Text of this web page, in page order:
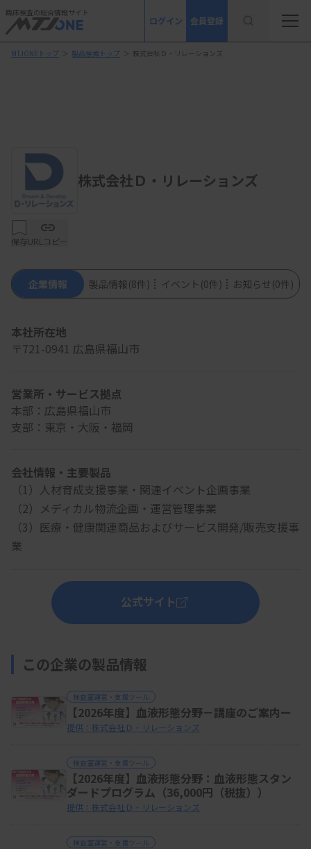
臨床検査の総合情報サイト
ログイン 会員登録
MTJONEトップ ＞ 製品検索トップ ＞ 株式会社Ｄ・リレーションズ
株式会社Ｄ・リレーションズ
保存URLコピー
企業情報 製品情報(8件) イベント (0件) お知らせ (0件)
本社所在地
〒721-0941 広島県福山市
営業所・サービス拠点
本部：広島県福山市
支部：東京・大阪・福岡
会社情報・主要製品
（1）人材育成支援事業・関連イベント企画事業
（2）メディカル物流企画・運営管理事業
（3）医療・健康関連商品およびサービス開発/販売支援事
業
公式サイト
この企業の製品情報
検査室運営・支援ツール
【2026年度】血液形態分野－講座のご案内ー
提供：株式会社Ｄ・リレーションズ
検査室運営・支援ツール
【2026年度】血液形態分野：血液形態スタン
ダードプログラム（36,000円（税抜））
提供：株式会社Ｄ・リレーションズ
検査室運営・支援ツール